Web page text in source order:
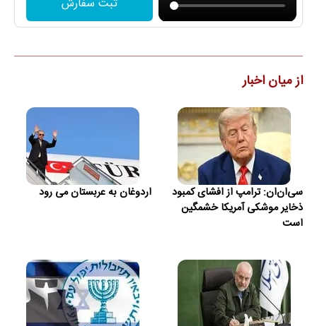
ثبت سفارش
از میان اخبار
سی‌ان‌ان: ترامپ از افشای کمبود
ذخایر موشکی آمریکا خشمگین
است
اردوغان به عربستان می رود